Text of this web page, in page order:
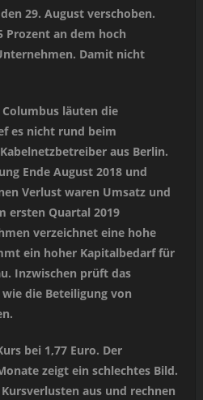
29. August verschoben.
an dem hoch
Damit nicht
läuten die
es nicht rund beim
aus Berlin.
Ende August 2018 und
Verlust waren Umsatz und
ersten Quartal 2019
verzeichnet eine hohe
ein hoher Kapitalbedarf für
Inzwischen prüft das
die Beteiligung von
bei 1,77 Euro. Der
zeigt ein schlechtes Bild.
aus und rechnen